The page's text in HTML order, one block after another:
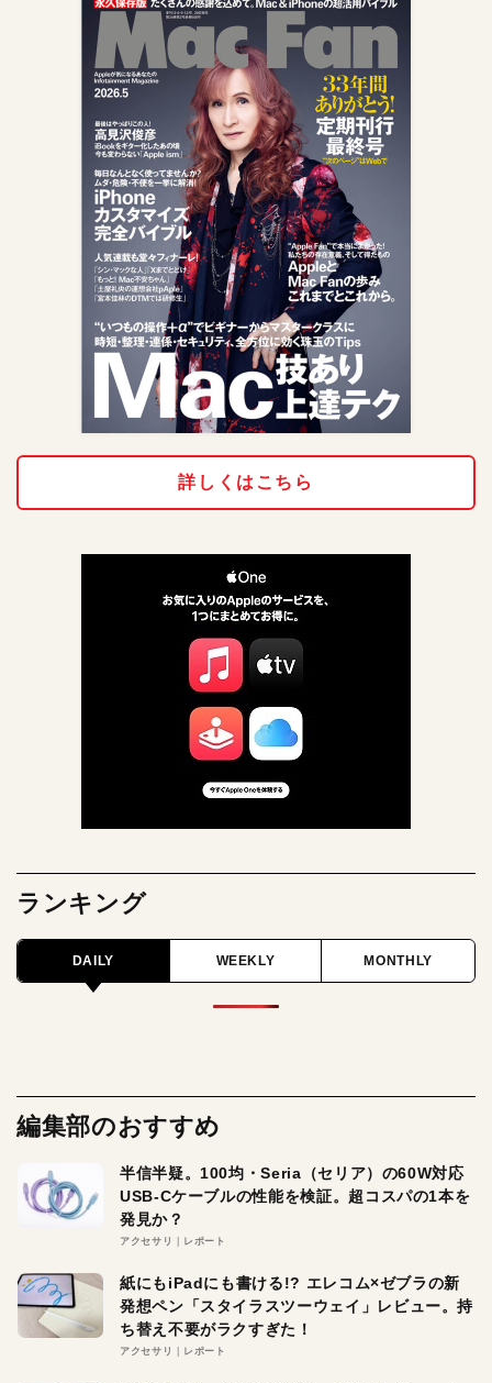
詳しくはこちら
ランキング
DAILY WEEKLY MONTHLY
編集部のおすすめ
半信半疑。100均・Seria（セリア）の60W対応
USB-Cケーブルの性能を検証。超コスパの1本を
発見か？
アクセサリ レポート
紙にもiPadにも書ける!? エレコム×ゼブラの新
発想ペン「スタイラスツーウェイ」レビュー。持
ち替え不要がラクすぎた！
アクセサリ レポート